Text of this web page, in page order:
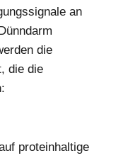
an
die
die die
proteinhaltige